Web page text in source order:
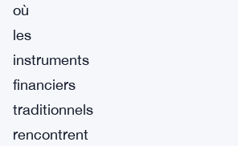
où
les
instruments
financiers
traditionnels
rencontrent